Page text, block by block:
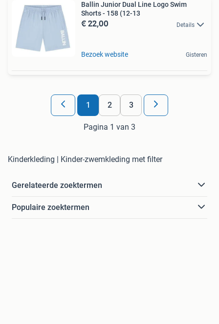
Ballin Junior Dual Line Logo Swim
Shorts - 158 (12-13
€ 22,00 Details
Bezoek website Gisteren
1 2 3
Pagina 1 van 3
Kinderkleding | Kinder-zwemkleding met filter
Gerelateerde zoektermen
Populaire zoektermen